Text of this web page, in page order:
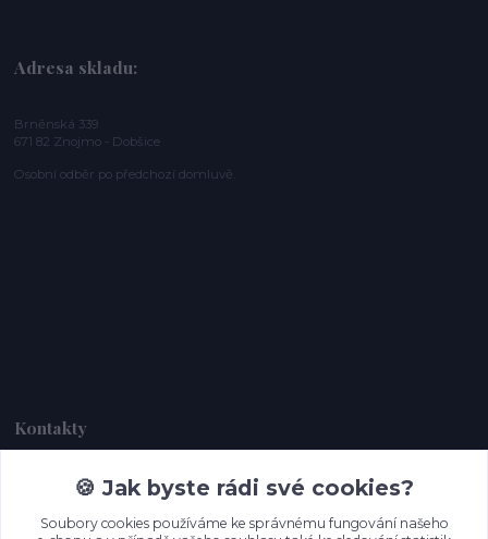
Adresa skladu:
Brněnská 339
671 82 Znojmo - Dobšice
Osobní odběr po předchozí domluvě.
Kontakty
Dagmar Handlová
+420 734 380 930
(Po-Ne, 8-20 hod.)
🍪 Jak byste rádi své cookies?
Soubory cookies používáme ke správnému fungování našeho